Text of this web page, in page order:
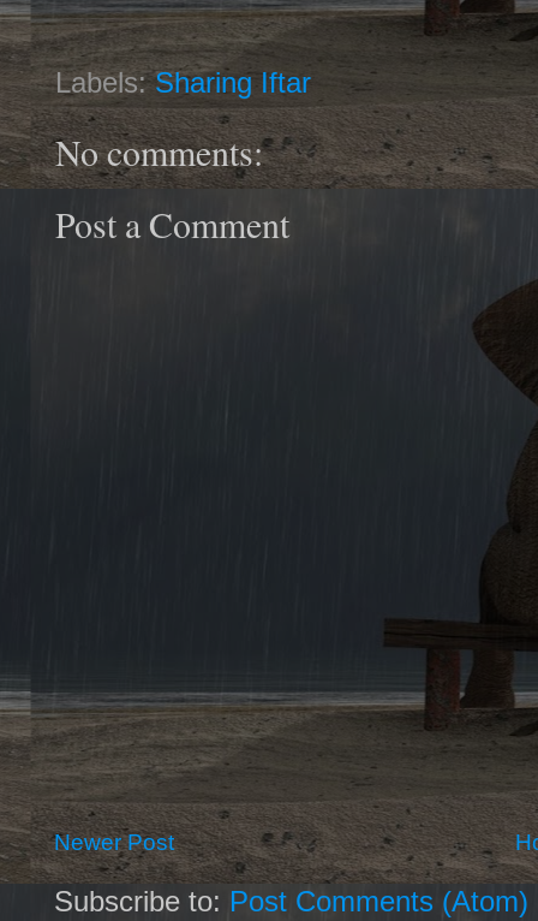
Labels:Sharing Iftar
No comments:
Post a Comment
Newer Post
Subscribe to: Post Comments (Atom)